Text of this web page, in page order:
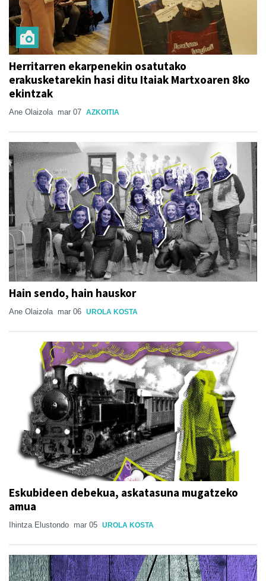
Herritarren ekarpenekin osatutako
erakusketarekin hasi ditu Itaiak Martxoaren 8ko
ekintzak
Ane Olaizola mar 07 AZKOITIA
Hain sendo, hain hauskor
Ane Olaizola mar 06 UROLA KOSTA
Eskubideen debekua, askatasuna mugatzeko
amua
Ihintza Elustondo mar 05 UROLA KOSTA